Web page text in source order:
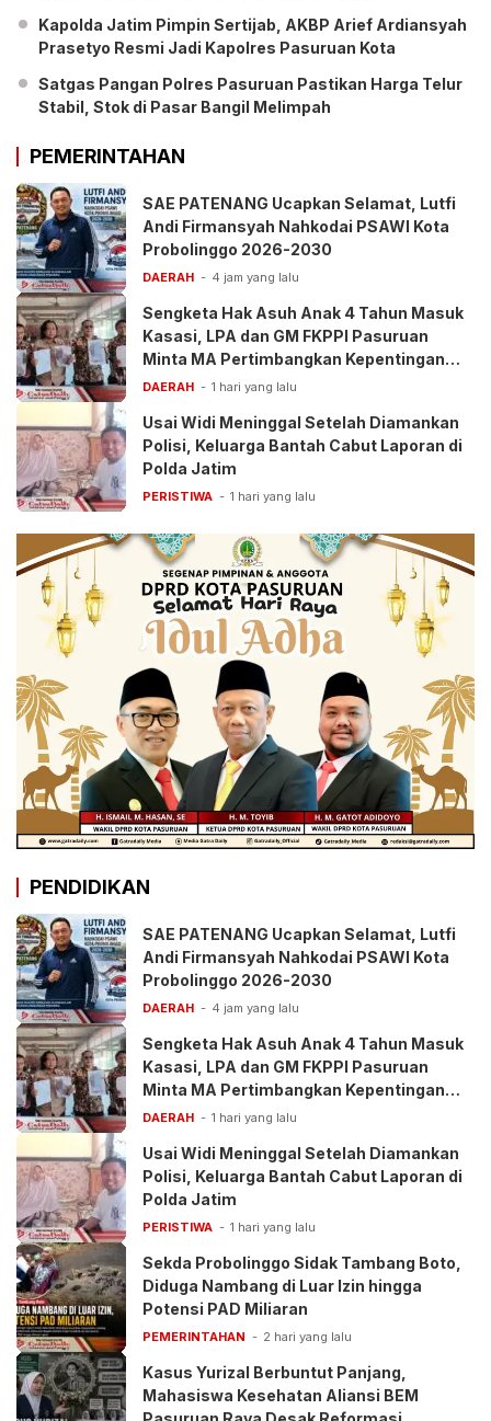
Kapolda Jatim Pimpin Sertijab, AKBP Arief Ardiansyah
Prasetyo Resmi Jadi Kapolres Pasuruan Kota
Satgas Pangan Polres Pasuruan Pastikan Harga Telur
Stabil, Stok di Pasar Bangil Melimpah
PEMERINTAHAN
SAE PATENANG Ucapkan Selamat, Lutfi
Andi Firmansyah Nahkodai PSAWI Kota
Probolinggo 2026-2030
DAERAH 4 jam yang lalu
Sengketa Hak Asuh Anak 4 Tahun Masuk
Kasasi, LPA dan GM FKPPI Pasuruan
Minta MA Pertimbangkan Kepentingan
Anak
DAERAH 1 hari yang lalu
Usai Widi Meninggal Setelah Diamankan
Polisi, Keluarga Bantah Cabut Laporan di
Polda Jatim
PERISTIWA 1 hari yang lalu
PENDIDIKAN
SAE PATENANG Ucapkan Selamat, Lutfi
Andi Firmansyah Nahkodai PSAWI Kota
Probolinggo 2026-2030
DAERAH 4 jam yang lalu
Sengketa Hak Asuh Anak 4 Tahun Masuk
Kasasi, LPA dan GM FKPPI Pasuruan
Minta MA Pertimbangkan Kepentingan
Anak
DAERAH 1 hari yang lalu
Usai Widi Meninggal Setelah Diamankan
Polisi, Keluarga Bantah Cabut Laporan di
Polda Jatim
PERISTIWA 1 hari yang lalu
Sekda Probolinggo Sidak Tambang Boto,
Diduga Nambang di Luar Izin hingga
Potensi PAD Miliaran
PEMERINTAHAN 2 hari yang lalu
Kasus Yurizal Berbuntut Panjang,
Mahasiswa Kesehatan Aliansi BEM